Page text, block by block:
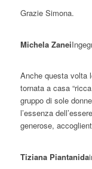
Grazie Simona.
Michela Zanei
Anche questa volta
tornata a casa
gruppo di sole
l’essenza
generose,
Tiziana Piantanida